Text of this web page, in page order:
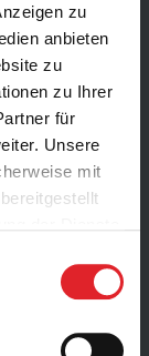
zu
anbieten
zu
zu Ihrer
für
Unsere
mit